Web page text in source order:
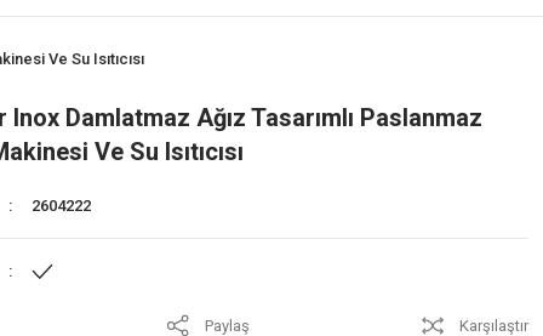
Ve Su Isıtıcısı
Inox Damlatmaz Ağız Tasarımlı Paslanmaz
Ve Su Isıtıcısı
2604222
Paylaş Karşılaştır